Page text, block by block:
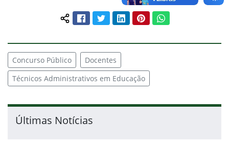
Compartilhar conteúdo:
FacebookTwitterLinkedInPinterestWhatsApp
Concurso Público
Docentes
Técnicos Administrativos em Educação
Últimas Notícias